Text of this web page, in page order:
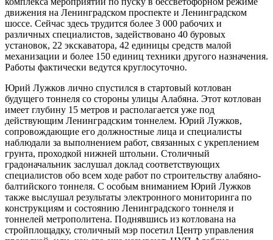
движения на Ленинградском проспекте и Ленинградском
шоссе. Сейчас здесь трудится более 3 000 рабочих и
различных специалистов, задействовано 40 буровых
установок, 22 экскаватора, 42 единицы средств малой
механизации и более 150 единиц техники другого назначения.
Работы фактически ведутся круглосуточно.
Юрий Лужков лично спустился в стартовый котлован
будущего тоннеля со стороны улицы Алабяна. Этот котлован
имеет глубину 15 метров и располагается уже под
действующим Ленинградским тоннелем. Юрий Лужков,
сопровождающие его должностные лица и специалисты
наблюдали за выполнением работ, связанных с укреплением
грунта, проходкой нижней штольни. Столичный
градоначальник заслушал доклад соответствующих
специалистов обо всем ходе работ по строительству алабяно-
балтийского тоннеля. С особым вниманием Юрий Лужков
также выслушал результаты электронного мониторинга по
конструкциям и состоянию Ленинградского тоннеля и
тоннелей метрополитена. Поднявшись из котлована на
стройплощадку, столичный мэр посетил Центр управления